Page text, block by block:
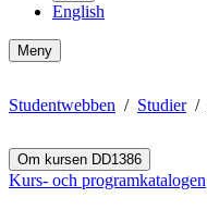
English
Meny
Studentwebben Studier
Om kursen DD1386
Kurs- och programkatalogen